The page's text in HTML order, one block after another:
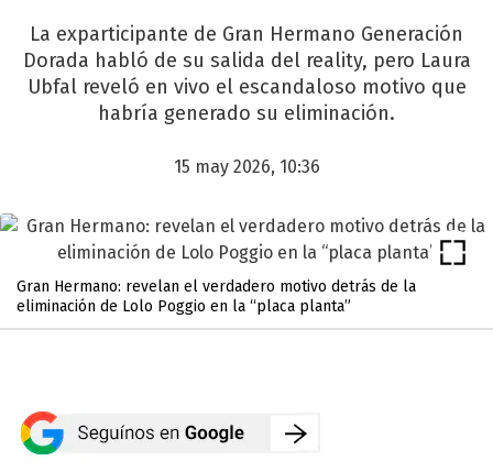
La exparticipante de Gran Hermano Generación
Dorada habló de su salida del reality, pero Laura
Ubfal reveló en vivo el escandaloso motivo que
habría generado su eliminación.
15 may 2026, 10:36
Gran Hermano: revelan el verdadero motivo detrás de la
eliminación de Lolo Poggio en la “placa planta”